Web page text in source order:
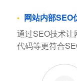
网站内部SEO
通过SEO技术
代码等更符合